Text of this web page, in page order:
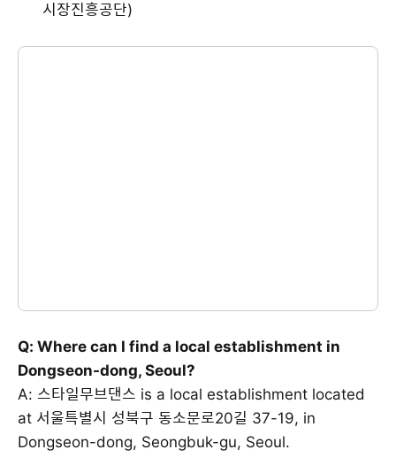
시장진흥공단)
Q: Where can I find a local establishment in
Dongseon-dong, Seoul?
A: 스타일무브댄스 is a local establishment located
at 서울특별시 성북구 동소문로20길 37-19, in
Dongseon-dong, Seongbuk-gu, Seoul.